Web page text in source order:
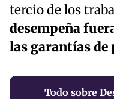
tercio de los
desempeña
las garantías
Todo sobre